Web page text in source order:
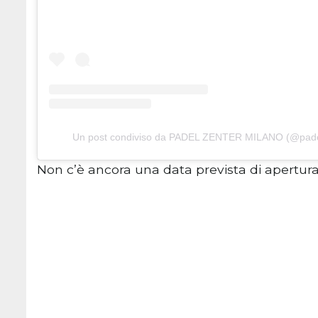
Un post condiviso da PADEL ZENTER MILANO
Non c’è ancora una data prevista di